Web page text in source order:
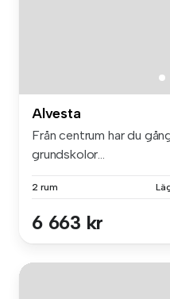
Alvesta
Från centrum har du
grundskolor...
2 rum
6 663 kr